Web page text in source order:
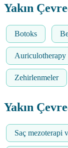
Yakın
Botoks
Auriculotherapy
Zehirlenmeler
Yakın
Saç mezoterapi